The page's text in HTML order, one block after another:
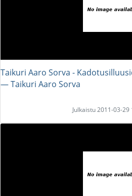
Taikuri Aaro Sorva -
― Taikuri Aaro Sorva
Julkaistu 2011-03-